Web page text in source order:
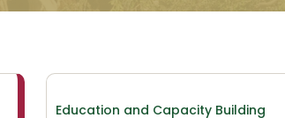
Education and Capacity Building